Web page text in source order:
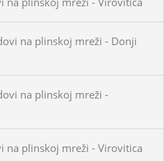
na plinskoj mreži - Donji
na plinskoj mreži -
na plinskoj mreži - Virovitica